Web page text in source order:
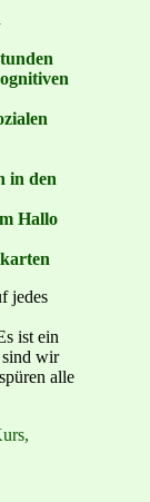
in den
Hallo
jedes
ist ein
sind wir
alle